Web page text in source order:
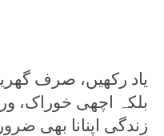
یاد رکھیں، صرف
بلکہ اچھی خوراک،
زندگی اپنانا بھی